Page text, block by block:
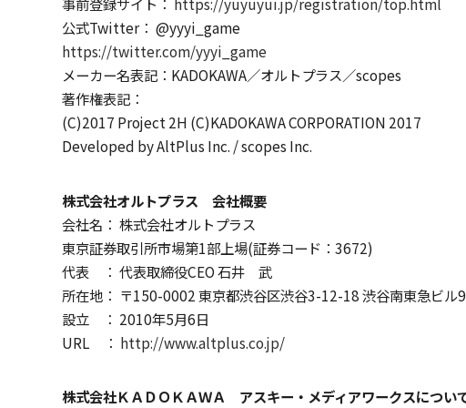
公式Twitter： @yyyi_game
https://twitter.com/yyyi_game
メーカー名表記： KADOKAWA／オルトプラス／scopes
著作権表記：
(C)2017 Project 2H (C)KADOKAWA CORPORATION 2017
Developed by AltPlus Inc. / scopes Inc.
株式会社オルトプラス 会社概要
会社名： 株式会社オルトプラス
東京証券取引所市場第1部上場(証券コード： 3672)
代表 ： 代表取締役CEO石井 武
所在地： 〒150-0002東京都渋谷区渋谷3-12-18渋谷南東急ビル
設立 ： 2010年5月6日
URL ： http://www.altplus.co.jp/
株式会社ＫＡＤＯＫＡＷＡ アスキー・メディアワークスについ